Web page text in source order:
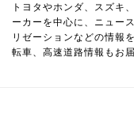
トヨタやホンダ、スズキ
ーカーを中心に、ニュー
リゼーションなどの情報
転車、高速道路情報もお届